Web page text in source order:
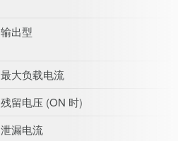
输出型
最大负载电流
残留电压 (ON 时)
泄漏电流